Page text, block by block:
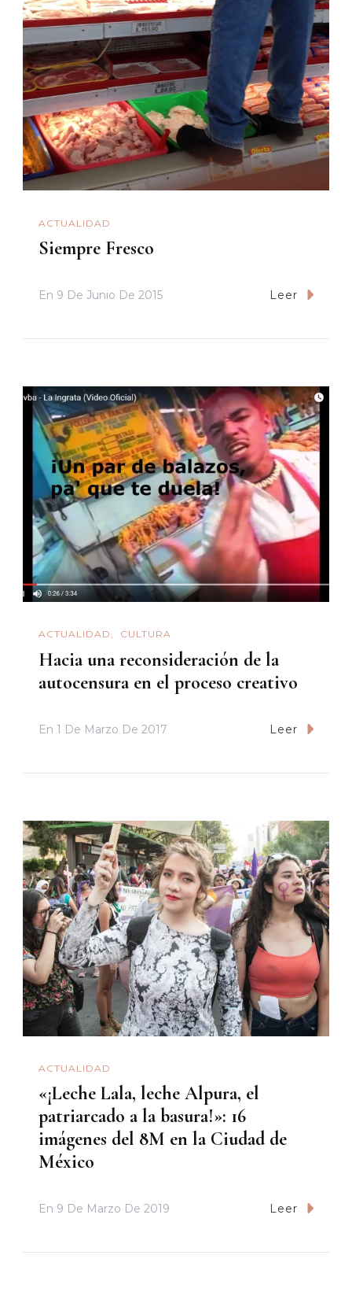
ACTUALIDAD
Siempre Fresco
En 9 De Junio De 2015 Leer
ACTUALIDAD CULTURA
Hacia una reconsideración de la
autocensura en el proceso creativo
En 1 De Marzo De 2017 Leer
ACTUALIDAD
«¡Leche Lala, leche Alpura, el
patriarcado a la basura!»: 16
imágenes del 8M en la Ciudad de
México
En 9 De Marzo De 2019 Leer